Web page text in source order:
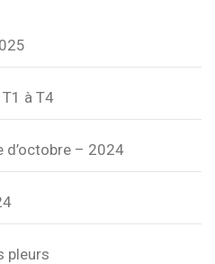
à T4
d’octobre – 2024
pleurs